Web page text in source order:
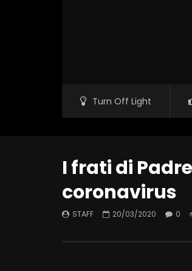
Turn Off Light
I frati di
coronavirus
STAFF 20/03/2020 0